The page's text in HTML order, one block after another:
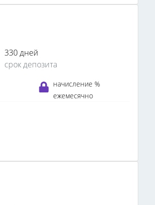
330 дней
срок депозита
начисление %
ежемесячно